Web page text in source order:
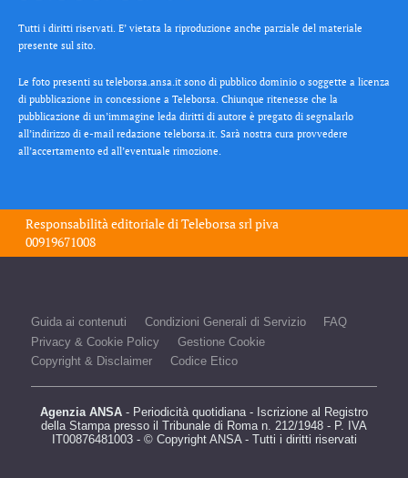
Tutti i diritti riservati. E’ vietata la riproduzione anche parziale del materiale
presente sul sito.
Le foto presenti su teleborsa.ansa.it sono di pubblico dominio o soggette a licenza
di pubblicazione in concessione a Teleborsa. Chiunque ritenesse che la
pubblicazione di un’immagine leda diritti di autore è pregato di segnalarlo
all’indirizzo di e-mail redazione teleborsa.it. Sarà nostra cura provvedere
all’accertamento ed all’eventuale rimozione.
Responsabilità editoriale diTeleborsa srlpiva
00919671008
Guida ai contenuti Condizioni Generali di Servizio
FAQ
Privacy & Cookie Policy
Gestione Cookie
Copyright & Disclaimer
Codice Etico
Agenzia ANSA - Periodicità quotidiana - Iscrizione al Registro
della Stampa presso il Tribunale di Roma n. 212/1948 - P. IVA
IT00876481003 - © Copyright ANSA - Tutti i diritti riservati